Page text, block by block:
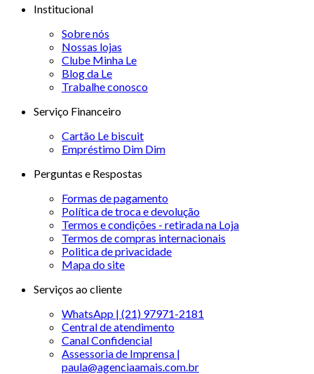
Institucional
Sobre nós
Nossas lojas
Clube Minha Le
Blog da Le
Trabalhe conosco
Serviço Financeiro
Cartão Le biscuit
Empréstimo Dim Dim
Perguntas e Respostas
Formas de pagamento
Política de troca e devolução
Termos e condições - retirada na Loja
Termos de compras internacionais
Politica de privacidade
Mapa do site
Serviços ao cliente
WhatsApp | (21) 97971-2181
Central de atendimento
Canal Confidencial
Assessoria de Imprensa |
paula@agenciaamais.com.br